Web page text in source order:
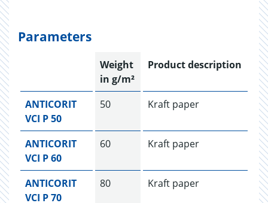
Parameters
Weight
in g/m²
Product description
ANTICORIT
VCI P 50
50 Kraft paper
ANTICORIT
VCI P 60
60 Kraft paper
ANTICORIT
VCI P 70
80 Kraft paper